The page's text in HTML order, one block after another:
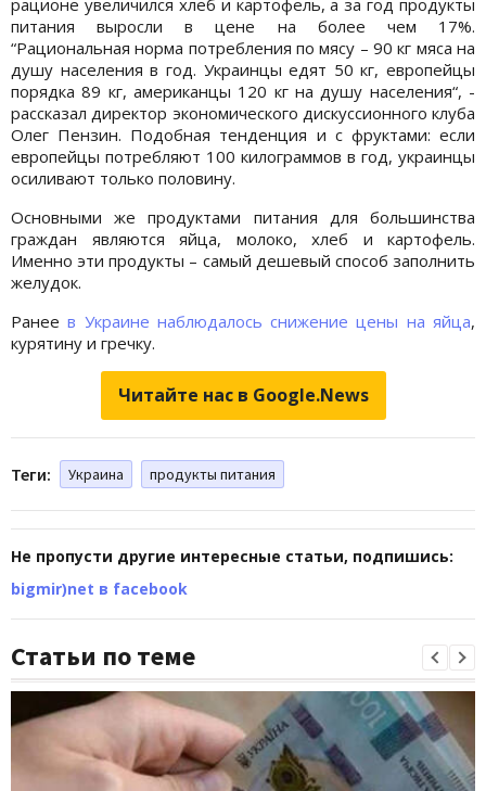
питания выросли в цене на более чем 17%.
“Рациональная норма потребления по мясу – 90 кг мяса на
душу населения в год. Украинцы едят 50 кг, европейцы
порядка 89 кг, американцы 120 кг на душу населения“, -
рассказал директор экономического дискуссионного клуба
Олег Пензин. Подобная тенденция и с фруктами: если
европейцы потребляют 100 килограммов в год, украинцы
осиливают только половину.
Основными же продуктами питания для большинства
граждан являются яйца, молоко, хлеб и картофель.
Именно эти продукты – самый дешевый способ заполнить
желудок.
Ранеев Украине наблюдалось снижение цены на яйца,
курятину и гречку.
Читайте нас в Google.News
Теги: Украина продукты питания
Не пропусти другие интересные статьи, подпишись:
bigmir)net в facebook
Статьи по теме